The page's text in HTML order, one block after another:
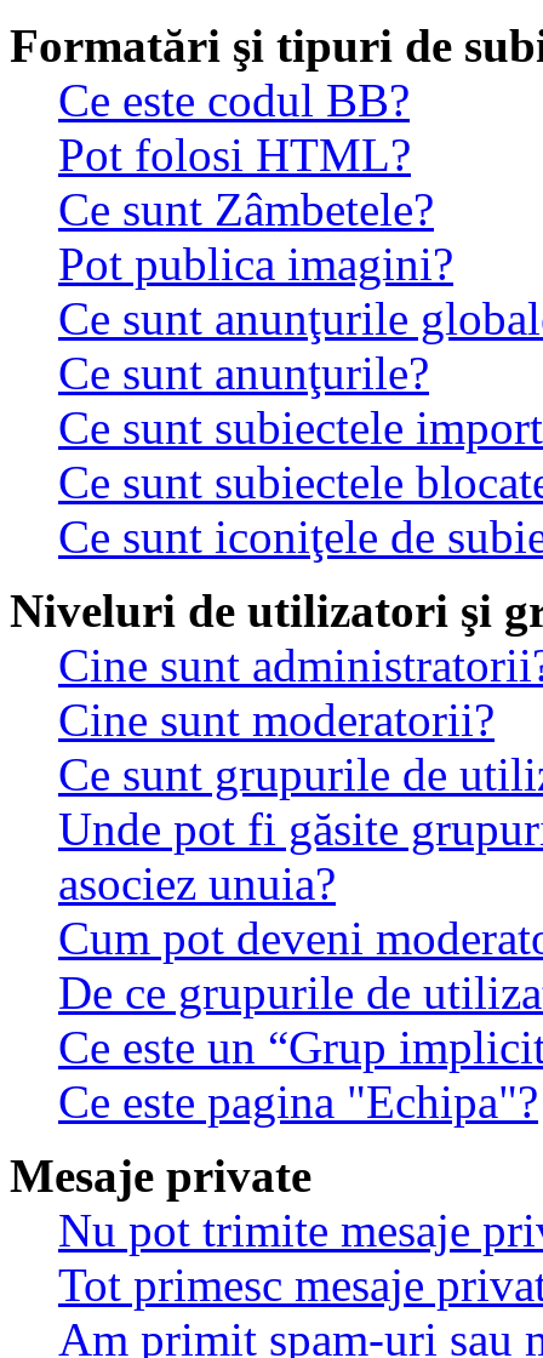
Formatări şi tipuri de
Ce este codul BB?
Pot folosi HTML?
Ce sunt Zâmbetele?
Pot publica imagini?
Ce sunt anunţurile
Ce sunt anunţurile?
Ce sunt subiectele
Ce sunt subiectele
Ce sunt iconiţele de
Niveluri de utilizatori şi
Cine sunt
Cine sunt moderatorii?
Ce sunt grupurile de
Unde pot fi găsite
asociez unuia?
Cum pot deveni
De ce grupurile de
Ce este un “Grup
Ce este pagina "Echipa"?
Mesaje private
Nu pot trimite mesaje
Tot primesc mesaje
Am primit spam-uri sau